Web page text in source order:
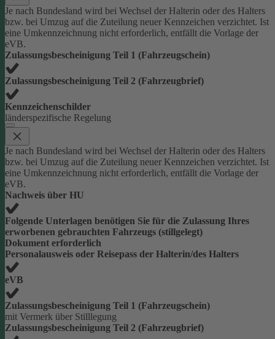
Je nach Bundesland wird bei Wechsel der Halterin oder des Halters
bzw. bei Umzug auf die Zuteilung neuer Kennzeichen verzichtet. Ist
eine Umkennzeichnung nicht erforderlich, entfällt die Vorlage der
eVB.
Zulassungsbescheinigung Teil 1 (Fahrzeugschein)
Zulassungsbescheinigung Teil 2 (Fahrzeugbrief)
Kennzeichenschilder
länderspezifische Regelung
Je nach Bundesland wird bei Wechsel der Halterin oder des Halters
bzw. bei Umzug auf die Zuteilung neuer Kennzeichen verzichtet. Ist
eine Umkennzeichnung nicht erforderlich, entfällt die Vorlage der
eVB.
Nachweis über HU
Folgende Unterlagen benötigen Sie für die Zulassung Ihres
erworbenen gebrauchten Fahrzeugs (stillgelegt)
Dokument erforderlich
Personalausweis oder Reisepass der Halterin/des Halters
eVB
Zulassungsbescheinigung Teil 1 (Fahrzeugschein)
mit Vermerk über Stilllegung
Zulassungsbescheinigung Teil 2 (Fahrzeugbrief)